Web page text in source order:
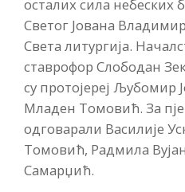
осталих сила небеских
Светог Јована
Света литургија.
ставрофор Слободан
су протојереј Љубомир
Младен Томовић. За
одговарали Василије
Томовић, Радмила
Самарџић.